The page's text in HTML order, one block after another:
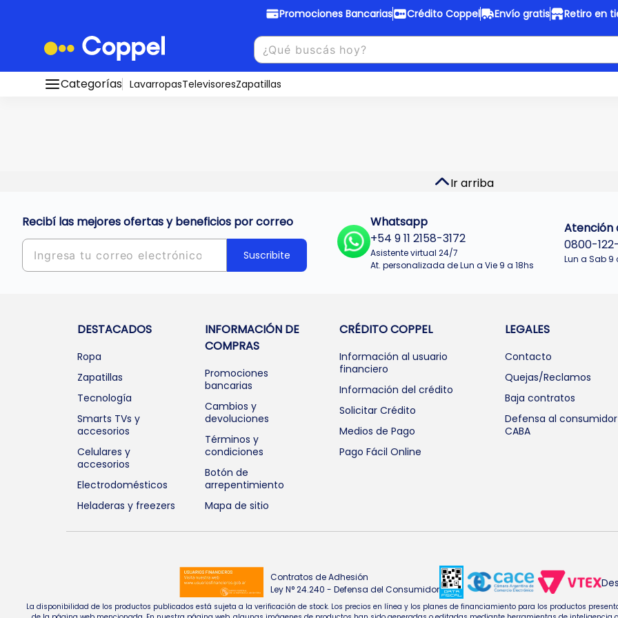
Promociones Bancarias Crédito Coppel Envío gratis Retiro en
Promociones Bancarias
Conocé todos nuestros medios de pago
Crédito Coppel
Hasta
Envío gratis
Categorías LavarropasTelevisoresZapatillas
Ir arriba
Recibí las mejores ofertas y beneficios por correo
Suscribite
Whatsapp
+54 9 11 2158-3172
Asistente virtual 24/7
At. personalizada de Lun a Vie 9 a 18hs
Atención
0800-
Lun a Sab 9
DESTACADOS
Ropa
Zapatillas
Tecnología
Smarts TVs y
accesorios
Celulares y
accesorios
Electrodomésticos
Heladeras y freezers
INFORMACIÓN DE
COMPRAS
Promociones
bancarias
Cambios y
devoluciones
Términos y
condiciones
Botón de
arrepentimiento
Mapa de sitio
CRÉDITO COPPEL
Información al usuario
financiero
Información del crédito
Solicitar Crédito
Medios de Pago
Pago Fácil Online
LEGALES
Contacto
Quejas/Reclamos
Baja contratos
Defensa al consumidor
CABA
Contratos de Adhesión
Ley N° 24.240 - Defensa del Consumidor
La disponibilidad de los productos publicados está sujeta a la verificación de stock. Los precios en línea y los planes de financiamiento para los productos